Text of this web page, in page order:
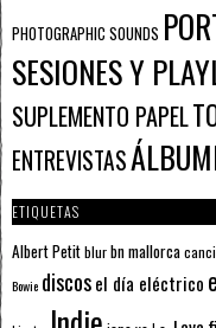
PHOTOGRAPHIC SOUNDS
SESIONES Y
SUPLEMENTO PAPEL
ENTREVISTAS
ETIQUETAS
Albert Petitblurbn mallorca
Bowie discosel día eléctrico